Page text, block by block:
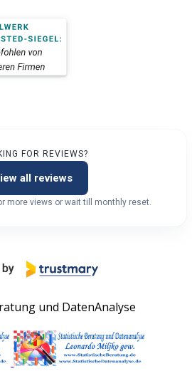
FOR REVIEWS?
all reviews
more views or wait till monthly reset.
und DatenAnalyse